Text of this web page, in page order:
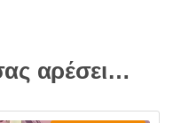
αρέσει…